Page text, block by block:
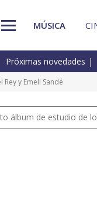
MÚSICA
Próximas novedades
y Emeli Sandé
álbum de estudio de